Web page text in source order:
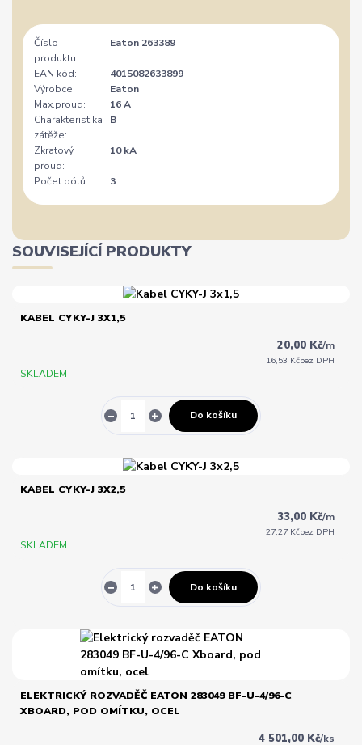
Číslo
produktu:
Eaton 263389
EAN kód:
4015082633899
Výrobce:
Eaton
Max.proud:
16 A
Charakteristika
zátěže:
B
Zkratový
proud:
10 kA
Počet pólů: 3
SOUVISEJÍCÍ PRODUKTY
KABEL CYKY-J 3X1,5
20,00 Kč/m
16,53 Kčbez DPH
SKLADEM
Do košíku
KABEL CYKY-J 3X2,5
33,00 Kč/m
27,27 Kčbez DPH
SKLADEM
Do košíku
ELEKTRICKÝ ROZVADĚČ EATON 283049 BF-U-4/96-C
XBOARD, POD OMÍTKU, OCEL
4 501,00 Kč/ks